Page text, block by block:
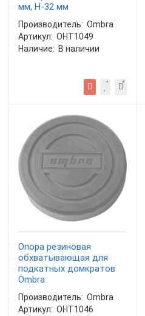
мм, Н-32 мм
Производитель: Ombra
Артикул: OHT1049
Наличие: В наличии
Опора резиновая
обхватывающая для
подкатных домкратов
Ombra
Производитель: Ombra
Артикул: OHT1046